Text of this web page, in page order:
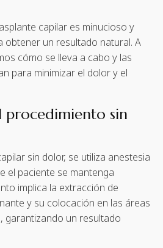
capilar es minucioso y
obtener un resultado natural. A
cómo se lleva a cabo y las
para minimizar el dolor y el
procedimiento sin
sin dolor, se utiliza anestesia
el paciente se mantenga
implica la extracción de
y su colocación en las áreas
garantizando un resultado